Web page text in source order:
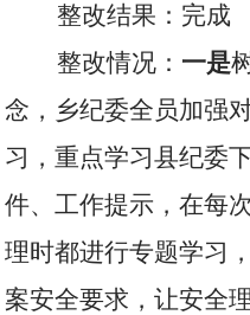
整改结果：完成
整改情况： 一是
念，乡纪委全员加强
习，重点学习县纪委
件、工作提示，在每
理时都进行专题学习
案安全要求，让安全